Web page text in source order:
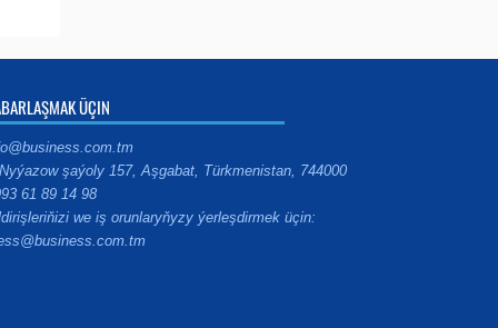
ÜÇIN
şaýoly 157, Aşgabat, Türkmenistan, 744000
61 89 14 98
we iş orunlaryňyzy ýerleşdirmek üçin: